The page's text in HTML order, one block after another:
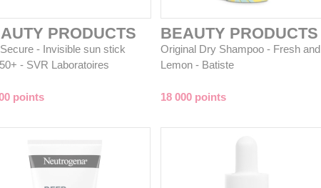
PRODUCTS
- Invisible sun stick
- SVR Laboratoires
points
BEAUTY PRODUCTS
Original Dry Shampoo - Fresh and
Lemon - Batiste
18 000 points